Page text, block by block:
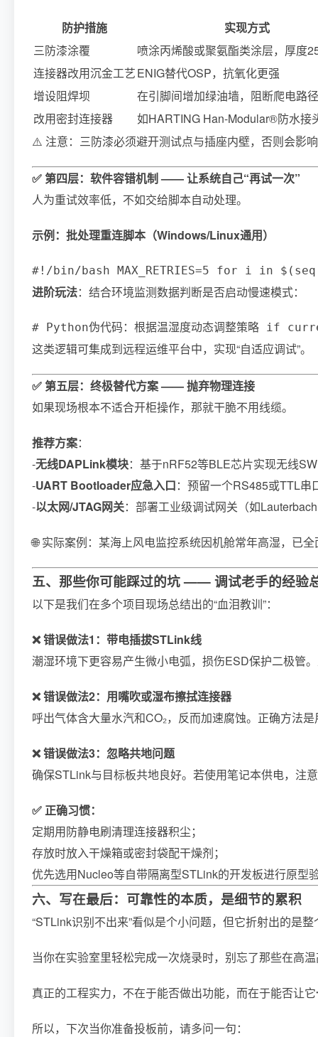
防护措施
实现方式
三防漆涂覆
喷涂丙烯酸或聚氨酯类涂层，厚度
连接器改用沉金工艺ENIG替代OSP，抗氧化更强
增设阻焊坝
在引脚间增加绿油墙，阻断爬电路径
改用密封连接器
如HARTING Han-Modular®防水接
⚠️ 注意：三防漆必须避开测试点与插座内壁，否则会影
✅ 第四层：软件容错机制 —— 让系统自己“再试一次”
人为重试效率低，不如交给脚本自动处理。
示例：批处理重连脚本（Windows/Linux通用）
#!/bin/bash MAX_RETRIES=5 for i in
进阶玩法：结合环境监测数据判断是否启动慢速模式：
# Python伪代码：根据温湿度动态调整策略
这类逻辑可集成到远程运维平台中，实现“自适应调试”。
✅ 第五层：终极替代方案 —— 抛弃物理连接
如果现场根本不适合开柜操作，那就干脆不用线缆。
推荐方案：
-无线DAPLink模块：基于nRF52等BLE芯片实现无线
-UART Bootloader应急入口：预留一个RS485或TTL串
-以太网/JTAG网关：部署工业级调试网关（如
🌐 实际案例：某海上风电监控系统因机舱常年高湿，已
五、那些你可能踩过的坑 —— 调试老手的经验
以下是我们在多个项目现场总结出的“血泪教训”：
❌ 错误做法1：带电插拔STLink线
潮湿环境下更容易产生微小电弧，损伤ESD保护二极管
❌ 错误做法2：用嘴吹或湿布擦拭连接器
呼出气体含大量水汽和CO₂，反而加速腐蚀。正确方法
❌ 错误做法3：忽略共地问题
确保STLink与目标板共地良好。若使用笔记本供电，注
✅ 正确习惯：
定期用防静电刷清理连接器积尘；
存放时放入干燥箱或密封袋配干燥剂；
优先选用Nucleo等自带隔离型STLink的开发板进行原型
六、写在最后：可靠性的本质，是细节的累积
“STLink识别不出来”看似是个小问题，但它折射出的是
当你在实验室里轻松完成一次烧录时，别忘了那些在高
真正的工程实力，不在于能否做出功能，而在于能否让它
所以，下次当你准备投板前，请多问一句：